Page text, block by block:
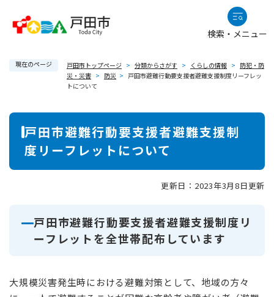
検索・メニュー
現在のページ 戸田市トップページ > 分類からさがす > くらしの情報 > 防犯・防
災・災害 > 防災 > 戸田市避難行動要支援者避難支援制度リーフレッ
トについて
本
戸田市避難行動要支援者避難支援制
度リーフレットについて
更新日：2023年3月8日更新
戸田市避難行動要支援者避難支援制度リ
ーフレットを全世帯配布しています
大規模災害発生時における避難対策として、地域の方々